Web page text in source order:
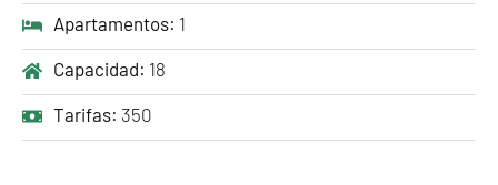
Apartamentos: 1
Capacidad: 18
Tarifas: 350